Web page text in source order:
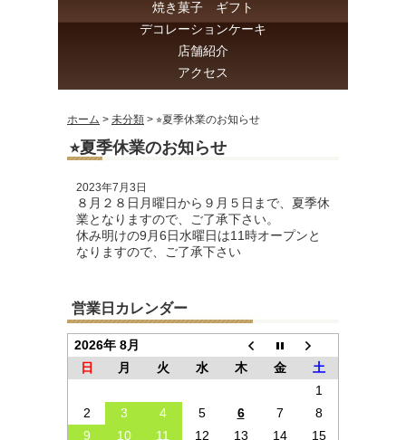
焼き菓子 ギフト
デコレーションケーキ
店舗紹介
アクセス
ホーム > 未分類 > ⭐︎夏季休業のお知らせ
⭐︎夏季休業のお知らせ
2023年7月3日
８月２８日月曜日から９月５日まで、夏季休
業となりますので、ご了承下さい。
休み明けの9月6日水曜日は11時オープンと
なりますので、ご了承下さい
営業日カレンダー
2026年 8月
日
月 火 水 木 金
土
1
2
3 4 5 6 7
8
9
10 11 12 13 14
15